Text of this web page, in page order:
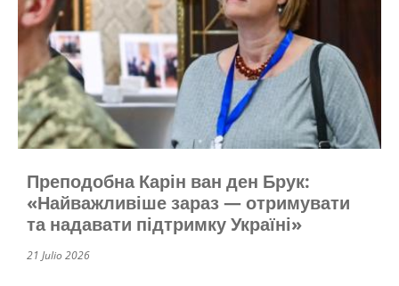
Преподобна Карін ван ден Брук:
«Найважливіше зараз — отримувати
та надавати підтримку Україні»
21 Julio 2026